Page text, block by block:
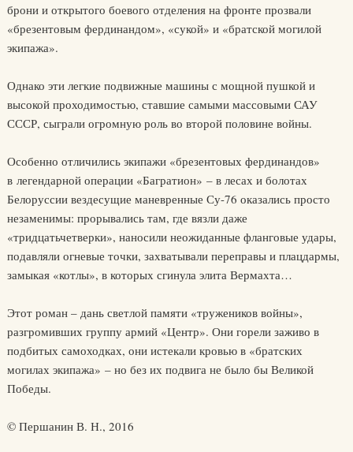
брони и открытого боевого отделения на фронте прозвали
«брезентовым фердинандом», «сукой» и «братской могилой
экипажа».
Однако эти легкие подвижные машины с мощной пушкой и
высокой проходимостью, ставшие самыми массовыми САУ
СССР, сыграли огромную роль во второй половине войны.
Особенно отличились экипажи «брезентовых фердинандов»
в легендарной операции «Багратион» – в лесах и болотах
Белоруссии вездесущие маневренные Су-76 оказались просто
незаменимы: прорывались там, где вязли даже
«тридцатьчетверки», наносили неожиданные фланговые удары,
подавляли огневые точки, захватывали переправы и плацдармы,
замыкая «котлы», в которых сгинула элита Вермахта…
Этот роман – дань светлой памяти «тружеников войны»,
разгромивших группу армий «Центр». Они горели заживо в
подбитых самоходках, они истекали кровью в «братских
могилах экипажа» – но без их подвига не было бы Великой
Победы.
© Першанин В. Н., 2016